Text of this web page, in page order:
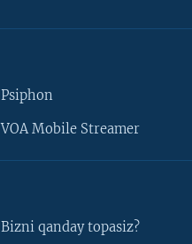
Psiphon
VOA Mobile Streamer
Bizni qanday topasiz?